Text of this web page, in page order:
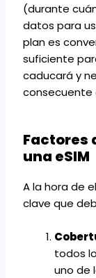
(durante
datos para
plan es
suficiente
caducará y
consecuente
Factores
una eSIM
A la hora de
clave que
todos
uno de